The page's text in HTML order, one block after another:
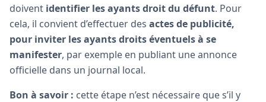
doivent identifier les ayants droit du défunt. Pour
cela, il convient d’effectuer des actes de publicité,
pour inviter les ayants droits éventuels à se
manifester, par exemple en publiant une annonce
officielle dans un journal local.
Bon à savoir : cette étape n’est nécessaire que s’il y